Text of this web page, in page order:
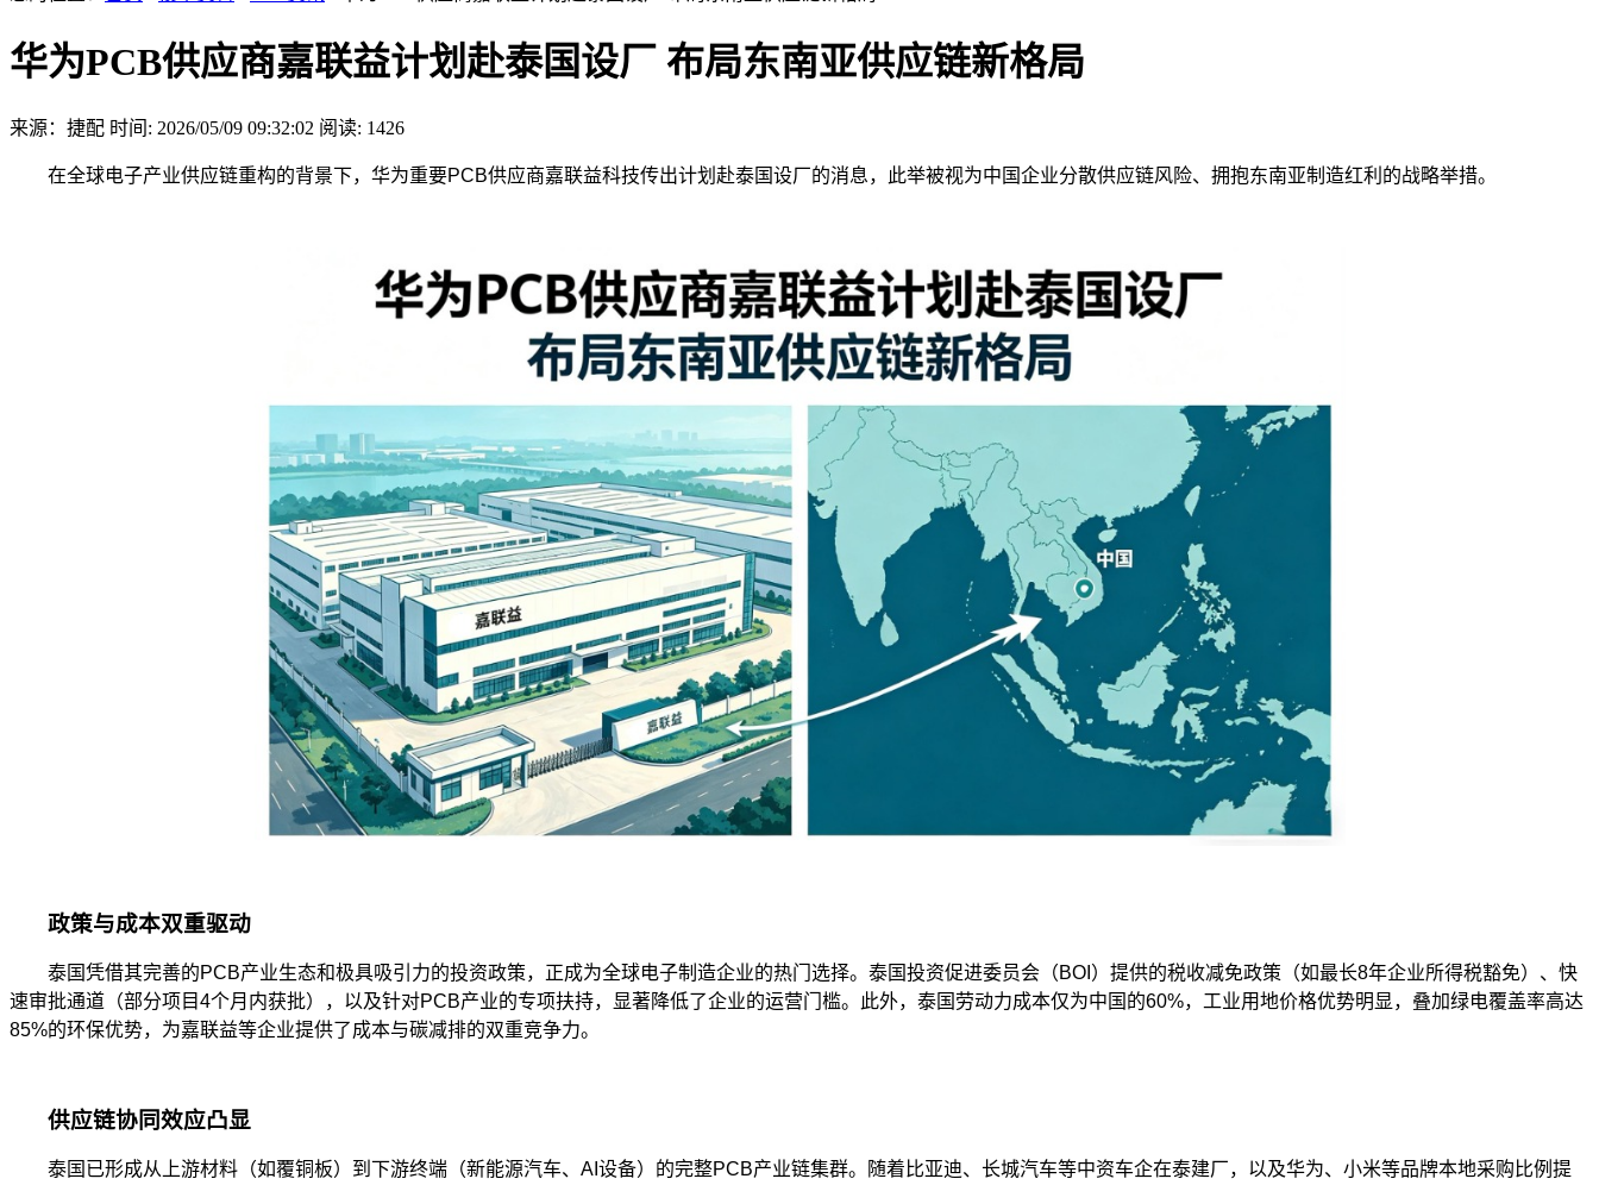
华为PCB供应商嘉联益计划赴泰国设厂 布局东南亚供应链新格局
来源：捷配 时间: 2026/05/09 09:32:02 阅读: 1426
在全球电子产业供应链重构的背景下，华为重要PCB供应商嘉联益科技传出计划赴泰国设厂的消息，此举被视为中国企业分散供应链风险、拥抱东南亚制造红利的战略举措。
政策与成本双重驱动
泰国凭借其完善的PCB产业生态和极具吸引力的投资政策，正成为全球电子制造企业的热门选择。泰国投资促进委员会（BOI）提供的税收减免政策（如最长8年企业所得税豁免）、快
速审批通道（部分项目4个月内获批），以及针对PCB产业的专项扶持，显著降低了企业的运营门槛。此外，泰国劳动力成本仅为中国的60%，工业用地价格优势明显，叠加绿电覆盖率高达
85%的环保优势，为嘉联益等企业提供了成本与碳减排的双重竞争力。
供应链协同效应凸显
泰国已形成从上游材料（如覆铜板）到下游终端（新能源汽车、AI设备）的完整PCB产业链集群。随着比亚迪、长城汽车等中资车企在泰建厂，以及华为、小米等品牌本地采购比例提